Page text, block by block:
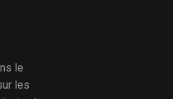
le
les